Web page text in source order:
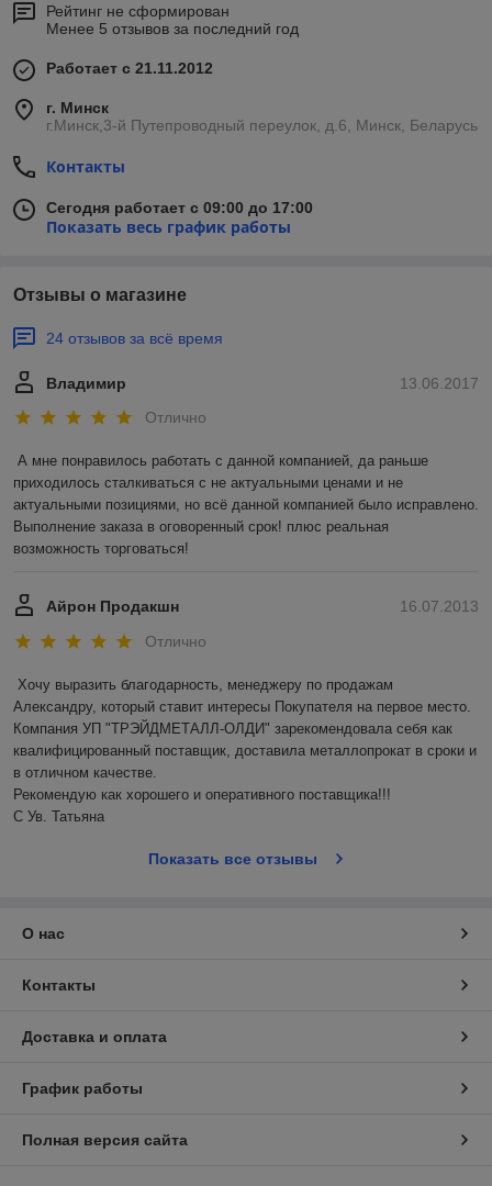
Рейтинг не сформирован
Менее 5 отзывов за последний год
Работает с 21.11.2012
г. Минск
г.Минск,3-й Путепроводный переулок, д.6, Минск, Беларусь
Контакты
Сегодня работает с 09:00 до 17:00
Показать весь график работы
Отзывы о магазине
24 отзывов за всё время
13.06.2017
Владимир
Отлично
А мне понравилось работать с данной компанией, да раньше
приходилось сталкиваться с не актуальными ценами и не
актуальными позициями, но всё данной компанией было исправлено.
Выполнение заказа в оговоренный срок! плюс реальная
возможность торговаться!
16.07.2013
Айрон Продакшн
Отлично
Хочу выразить благодарность, менеджеру по продажам
Александру, который ставит интересы Покупателя на первое место.
Компания УП "ТРЭЙДМЕТАЛЛ-ОЛДИ" зарекомендовала себя как
квалифицированный поставщик, доставила металлопрокат в сроки и
в отличном качестве.
Рекомендую как хорошего и оперативного поставщика!!!
С Ув. Татьяна
Показать все отзывы
О нас
Контакты
Доставка и оплата
График работы
Полная версия сайта